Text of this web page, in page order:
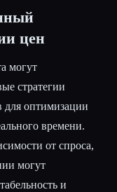
цен
могут
стратегии
для оптимизации
времени.
от спроса,
могут
и